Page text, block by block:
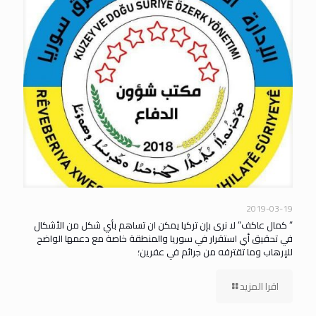
2019-03-19
” كمال عاكف” لا نرى بإن تركيا يمكن ان تساهم بأي شكل من الأشكال
في تحقيق أي استقرار في سوريا والمنطقة خاصة مع دعمها الواضح
للإرهاب وما تقترفه من جرائم في عفرين؛
اقرا المزيد